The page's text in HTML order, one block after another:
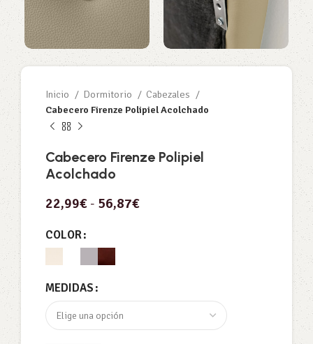
Inicio Dormitorio
Cabezales
Cabecero Firenze Polipiel Acolchado
Cabecero Firenze Polipiel
Acolchado
22,99€ - 56,87€
COLOR
MEDIDAS